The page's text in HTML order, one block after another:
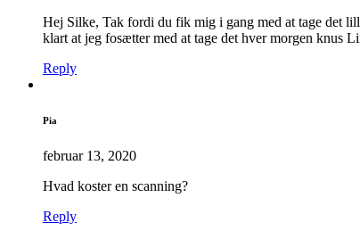
Hej Silke, Tak fordi du fik mig i gang med at tage det
klart at jeg fosætter med at tage det hver morgen knus
Reply
Pia
februar 13, 2020
Hvad koster en scanning?
Reply